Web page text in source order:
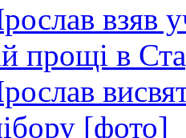
взяв
прощі в
[фото]